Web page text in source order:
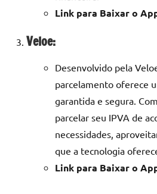
Link para Baixar o
Veloe:
Desenvolvido pela
parcelamento oferece
garantida e segura.
parcelar seu IPVA de
necessidades,
que a tecnologia
Link para Baixar o